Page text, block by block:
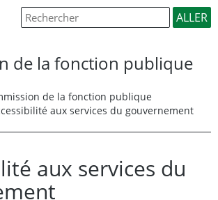
de la fonction publique
de la fonction publique
aux services du gouvernement
aux services du